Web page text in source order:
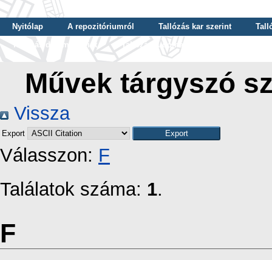
Nyitólap A repozitóriumról Tallózás kar szerint
Tallózás dátum szerint
Tallózás tudományterület szerint
Művek tárgyszó
Vissza
Export
Válasszon: F
Találatok száma: 1.
F